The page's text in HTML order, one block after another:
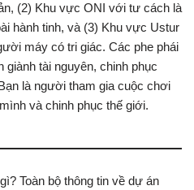
(2) Khu vực ONI với tư cách là
hành tinh, và (3) Khu vực Ustur
máy có tri giác. Các phe phái
giành tài nguyên, chinh phục
là người tham gia cuộc chơi
và chinh phục thế giới.
Toàn bộ thông tin về dự án